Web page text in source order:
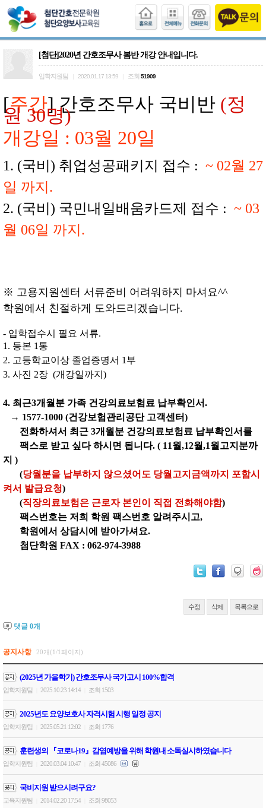
[첨단]2020년 간호조무사 봄반 개강 안내입니다.
입학지원팀 2020.01.17 13:59 조회 51909
[주간] 간호조무사 국비반 (정
원 30명)
개강일 : 03월 20일
1. (국비) 취업성공패키지 접수 : ~ 02월 27
일 까지.
2. (국비) 국민내일배움카드제 접수 : ~ 03
월 06일 까지.
※ 고용지원센터 서류준비 어려워하지 마셔요^^
학원에서 친절하게 도와드리겠습니다.
- 입학접수시 필요 서류.
1. 등본 1통
2. 고등학교이상 졸업증명서 1부
3. 사진 2장 (개강일까지)
4. 최근3개월분 가족 건강의료보험료 납부확인서.
→ 1577-1000 (건강보험관리공단 고객센터)
전화하셔서 최근 3개월분 건강의료보험료 납부확인서를
팩스로 받고 싶다 하시면 됩니다. ( 11월,12월,1월고지분까
지 )
(당월분을 납부하지 않으셨어도 당월고지금액까지 포함시
켜서 발급요청)
(직장의료보험은 근로자 본인이 직접 전화해야함)
팩스번호는 저희 학원 팩스번호 알려주시고,
학원에서 상담시에 받아가셔요.
첨단학원 FAX : 062-974-3988
수정 삭제 목록으로
댓글 0개
공지사항 20개(1/1페이지)
(2025년 가을학기) 간호조무사 국가고시 100%합격
입학지원팀 2025.10.23 14:14 조회 1503
2025년도 요양보호사 자격시험 시행 일정 공지
입학지원팀 2025.05.21 12:02 조회 1776
훈련생의 『코로나19』감염예방을 위해 학원내 소독실시하였습니다
입학지원팀 2020.03.04 10:47 조회 45086
국비지원 받으시려구요?
교육지원팀 2014.02.20 17:54 조회 98053